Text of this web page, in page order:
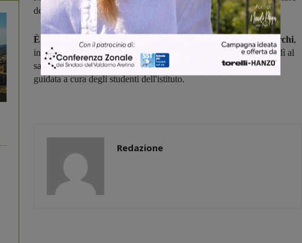
dei panathleti.
È allestita nella biblioteca, rinnovata di recente, del Liceo Varchi,
in viale Matteotti 50, ed è possibile visitarla ogni mattina dal lunedì al
sabato a partire dalle 10 fino alle 12, con ingresso gratuito e visita
guidata a cura degli studenti dell'istituto.
Redazione